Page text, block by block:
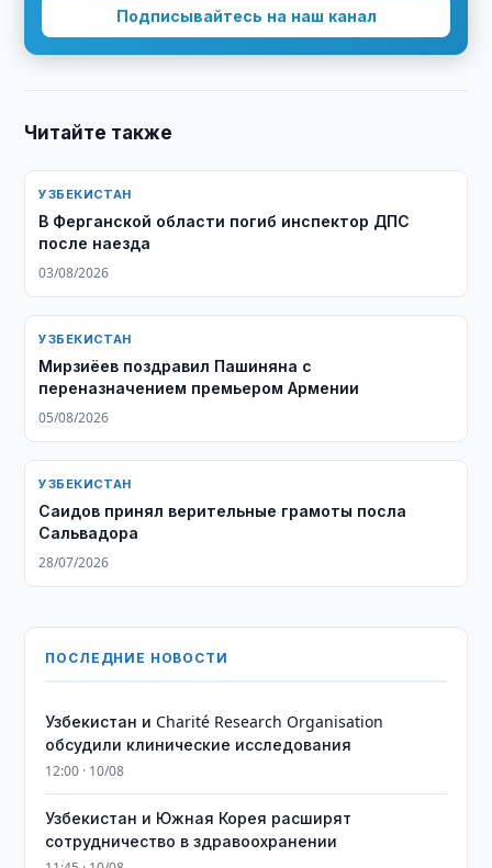
Подписывайтесь на наш канал
Читайте также
УЗБЕКИСТАН
В Ферганской области погиб инспектор ДПС
после наезда
03/08/2026
УЗБЕКИСТАН
Мирзиёев поздравил Пашиняна с
переназначением премьером Армении
05/08/2026
УЗБЕКИСТАН
Саидов принял верительные грамоты посла
Сальвадора
28/07/2026
ПОСЛЕДНИЕ НОВОСТИ
Узбекистан и Charité Research Organisation
обсудили клинические исследования
12:00 · 10/08
Узбекистан и Южная Корея расширят
сотрудничество в здравоохранении